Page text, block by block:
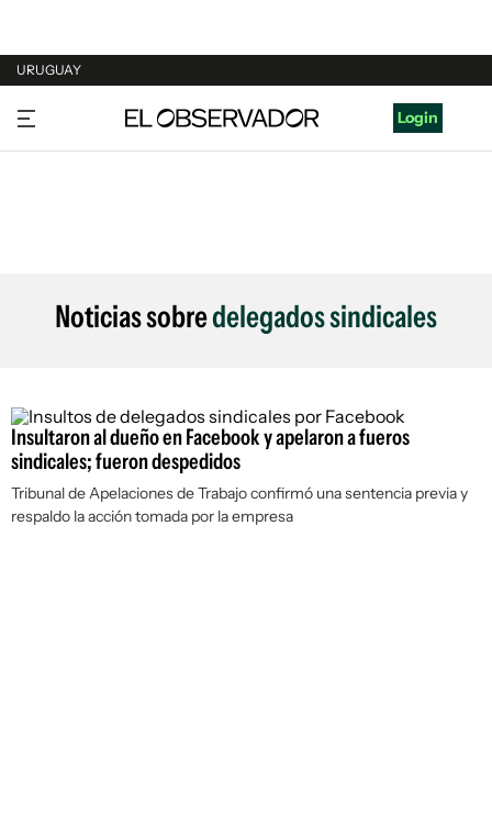
URUGUAY
URUGUAY
ARGENTINA
Login
Noticias sobredelegados sindicales
Insultaron al dueño en Facebook y apelaron a fueros
sindicales; fueron despedidos
Tribunal de Apelaciones de Trabajo confirmó una sentencia previa y
respaldo la acción tomada por la empresa